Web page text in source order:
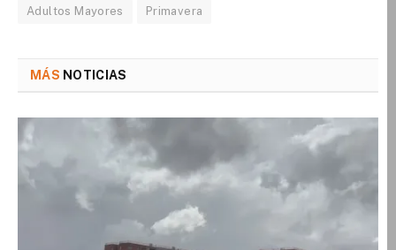
Adultos Mayores Primavera
MÁS NOTICIAS